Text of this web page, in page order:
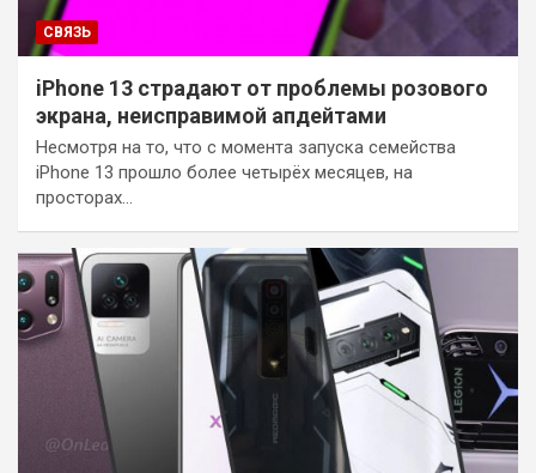
СВЯЗЬ
iPhone 13 страдают от проблемы розового
экрана, неисправимой апдейтами
Несмотря на то, что с момента запуска семейства
iPhone 13 прошло более четырёх месяцев, на
просторах…